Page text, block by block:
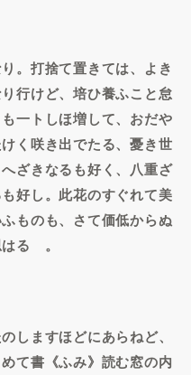
。打捨て置きては、よき
行けど、培ひ養ふこと怠
一トしほ増して、おだや
く咲き出でたる、憂き世
ざきなるも好く、八重ざ
好し。此花のすぐれて美
ものも、さて価低からぬ
るゝ。
しますほどにあらねど、
て書《ふみ》読む窓の内